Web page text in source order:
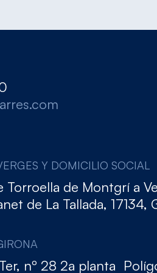
Y DOMICILIO SOCIAL
Torroella de Montgrí a
de La Tallada, 17134,
nº 28 2a planta